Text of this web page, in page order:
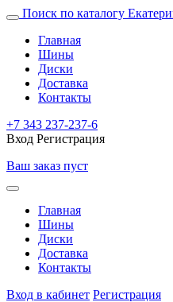
Поиск по каталогу
Главная
Шины
Диски
Доставка
Контакты
+7 343 237-237-6
Вход Регистрация
Ваш заказ пуст
Главная
Шины
Диски
Доставка
Контакты
Вход в кабинет Регистрация